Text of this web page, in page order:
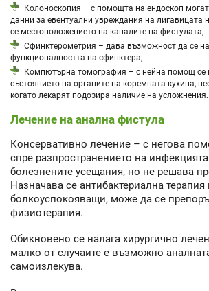
Колоноскопия – с помощта на ендоскоп
данни за евентуални увреждания на лигавицата
се местоположението на каналите на фистулата;
Сфинктерометрия – дава възможност да се
функционалността на сфинктера;
Компютърна томография – с нейна помощ се
състоянието на органите на коремната кухина,
когато лекарят подозира наличие на усложнения.
Лечение на анална фистула
Консервативно лечение – с негова
спре разпространението на
болезнените усещания, но не решава
Назначава се антибактериална терапия
болкоуспокояващи, може да се
физиотерапия.
Обикновено се налага хирургично
малко от случаите е възможно
самоизлекува.